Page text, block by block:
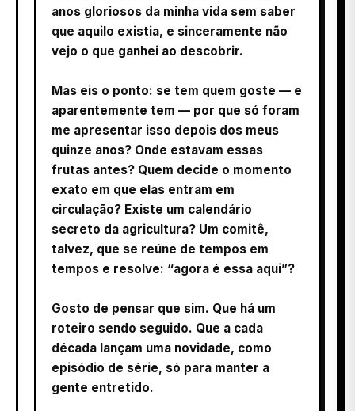
anos gloriosos da minha vida sem saber
que aquilo existia, e sinceramente não
vejo o que ganhei ao descobrir.
Mas eis o ponto: se tem quem goste — e
aparentemente tem — por que só foram
me apresentar isso depois dos meus
quinze anos? Onde estavam essas
frutas antes? Quem decide o momento
exato em que elas entram em
circulação? Existe um calendário
secreto da agricultura? Um comitê,
talvez, que se reúne de tempos em
tempos e resolve: “agora é essa aqui”?
Gosto de pensar que sim. Que há um
roteiro sendo seguido. Que a cada
década lançam uma novidade, como
episódio de série, só para manter a
gente entretido.